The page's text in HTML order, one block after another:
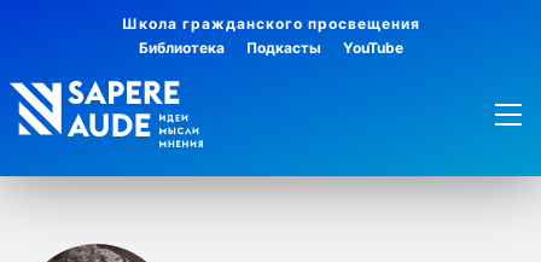
Школа гражданского просвещения
Библиотека
Подкасты YouTube